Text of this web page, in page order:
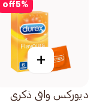
5%
off
+
ديوركس واقى ذكرى